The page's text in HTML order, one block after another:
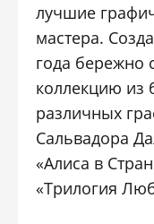
лучшие
мастера.
года бережно
коллекцию из
различных
Сальвадора
«Алиса в
«Трилогия